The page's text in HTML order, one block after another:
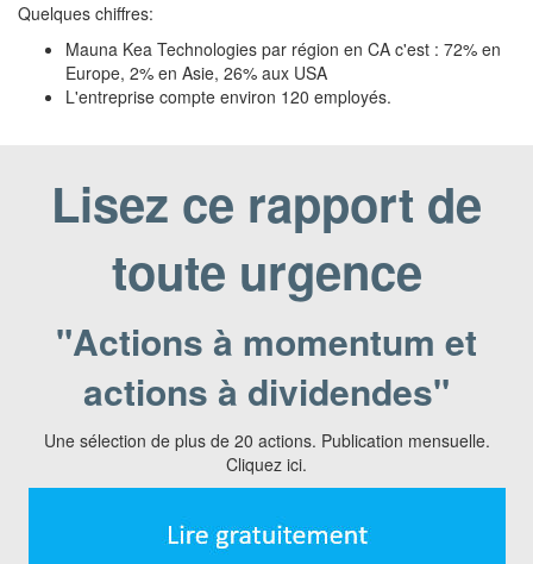
Quelques chiffres:
Mauna Kea Technologies par région en CA c'est : 72% en
Europe, 2% en Asie, 26% aux USA
L'entreprise compte environ 120 employés.
Lisez ce rapport de
toute urgence
"Actions à momentum et
actions à dividendes"
Une sélection de plus de 20 actions. Publication mensuelle.
Cliquez ici.